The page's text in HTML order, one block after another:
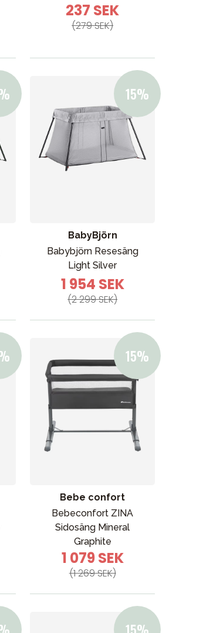
237 SEK
(279 SEK)
BabyBjörn
Babybjörn Resesäng
Light Silver
1 954 SEK
(2 299 SEK)
Bebe confort
Bebeconfort ZINA
Sidosäng Mineral
Graphite
1 079 SEK
(1 269 SEK)